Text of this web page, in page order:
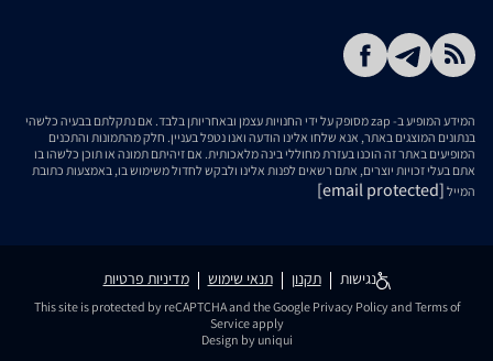
המידע המופיע ב- zap מסופק על ידי החנויות עצמן ובאחריותן בלבד. אם נתקלתם בבעיה כלשהי
בנתונים המוצגים באתר, אנא שלחו אלינו הודעה ואנו נטפל בעניין. חלק מהתמונות והתכנים
המופיעים באתר זה הוכנו בעזרת מחוללי בינה מלאכותית. אם זיהיתם תמונה או תוכן כלשהו בו
אתם בעלי זכויות יוצרים, אתם רשאים לפנות אלינו ולבקש לחדול משימוש בו, באמצעות כתובת
המייל [email protected]
נגישות תקנון תנאי שימוש מדיניות פרטיות
This site is protected by reCAPTCHA and the Google Privacy Policyand Terms of
Serviceapply
Design by uniqui